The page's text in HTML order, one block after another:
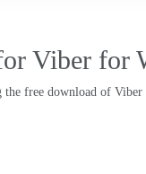
Viber for
the free download of